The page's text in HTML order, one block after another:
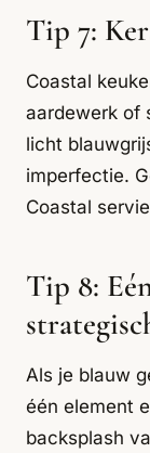
Tip 7:
Coastal
aardewerk of
licht
imperfectie.
Coastal
Tip 8:
Als je blauw
één element
backsplash